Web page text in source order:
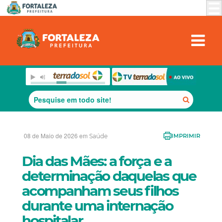
08 de Maio de 2026 em Saúde IMPRIMIR
Dia das Mães: a força e a
determinação daquelas que
acompanham seus filhos
durante uma internação